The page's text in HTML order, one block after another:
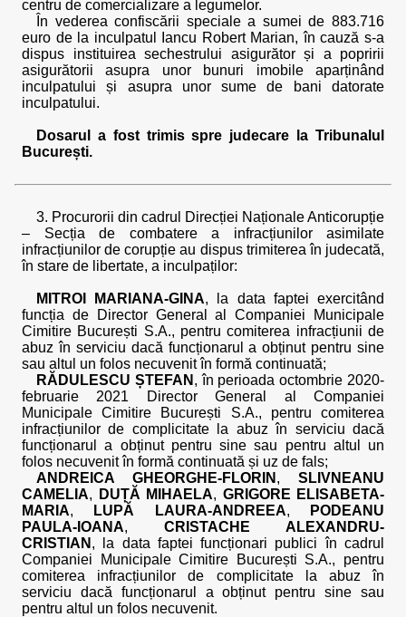
centru de comercializare a legumelor.
În vederea confiscării speciale a sumei de 883.716
euro de la inculpatul Iancu Robert Marian, în cauză s-a
dispus instituirea sechestrului asigurător și a popririi
asigurătorii asupra unor bunuri imobile aparținând
inculpatului și asupra unor sume de bani datorate
inculpatului.
Dosarul a fost trimis spre judecare la Tribunalul
București.
3. Procurorii din cadrul Direcției Naționale Anticorupție
– Secția de combatere a infracțiunilor asimilate
infracțiunilor de corupție au dispus trimiterea în judecată,
în stare de libertate, a inculpaților:
MITROI MARIANA-GINA, la data faptei exercitând
funcția de Director General al Companiei Municipale
Cimitire București S.A., pentru comiterea infracțiunii de
abuz în serviciu dacă funcționarul a obținut pentru sine
sau altul un folos necuvenit în formă continuată;
RĂDULESCU ȘTEFAN , în perioada octombrie 2020-
februarie 2021 Director General al Companiei
Municipale Cimitire București S.A., pentru comiterea
infracțiunilor de complicitate la abuz în serviciu dacă
funcționarul a obținut pentru sine sau pentru altul un
folos necuvenit în formă continuată și uz de fals;
ANDREICA GHEORGHE-FLORIN , SLIVNEANU
CAMELIA, DUȚĂ MIHAELA, GRIGORE ELISABETA-
MARIA, LUPĂ LAURA-ANDREEA,
PODEANU
PAULA-IOANA, CRISTACHE ALEXANDRU-
CRISTIAN , la data faptei funcționari publici în cadrul
Companiei Municipale Cimitire București S.A., pentru
comiterea infracțiunilor de complicitate la abuz în
serviciu dacă funcționarul a obținut pentru sine sau
pentru altul un folos necuvenit.